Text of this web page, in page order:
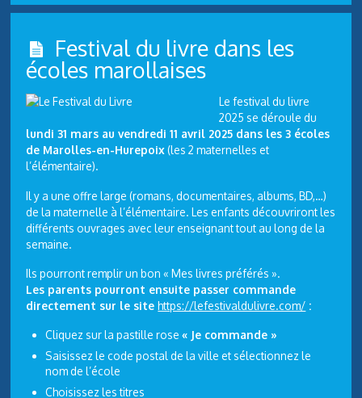
Festival du livre dans les
écoles marollaises
Le festival du livre
2025 se déroule du
lundi 31 mars au vendredi 11 avril 2025 dans les 3 écoles
de Marolles-en-Hurepoix(les 2 maternelles et
l’élémentaire).
Il y a une offre large (romans, documentaires, albums, BD,…)
de la maternelle à l’élémentaire. Les enfants découvriront les
différents ouvrages avec leur enseignant tout au long de la
semaine.
Ils pourront remplir un bon « Mes livres préférés ».
Les parents pourront ensuite passer commande
directement sur le sitehttps://lefestivaldulivre.com/ :
Cliquez sur la pastille rose« Je commande »
Saisissez le code postal de la ville et sélectionnez le
nom de l’école
Choisissez les titres